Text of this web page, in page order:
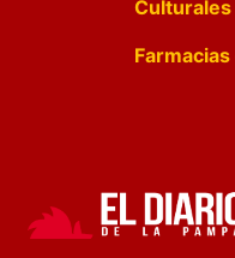
Culturales